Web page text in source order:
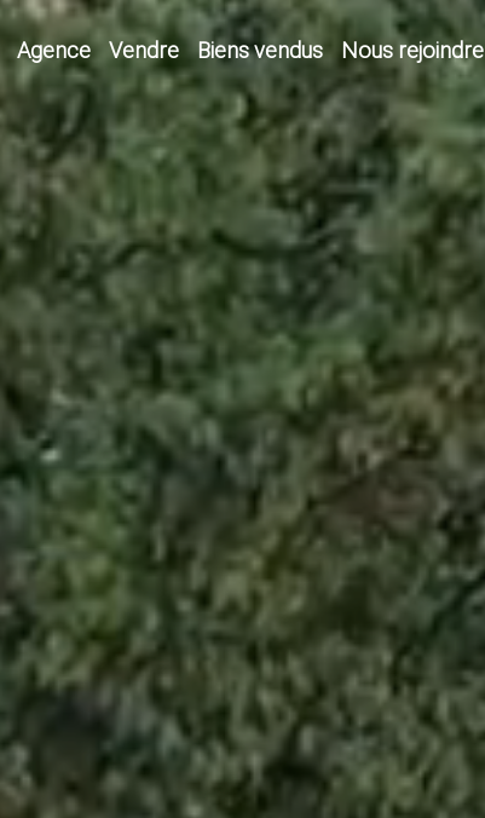
Agence Vendre Biens vendus Nous rejoindre